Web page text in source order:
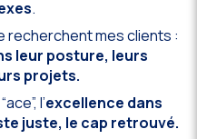
.
recherchent mes clients :
leur posture, leurs
projets.
l’excellence dans
juste, le cap retrouvé.